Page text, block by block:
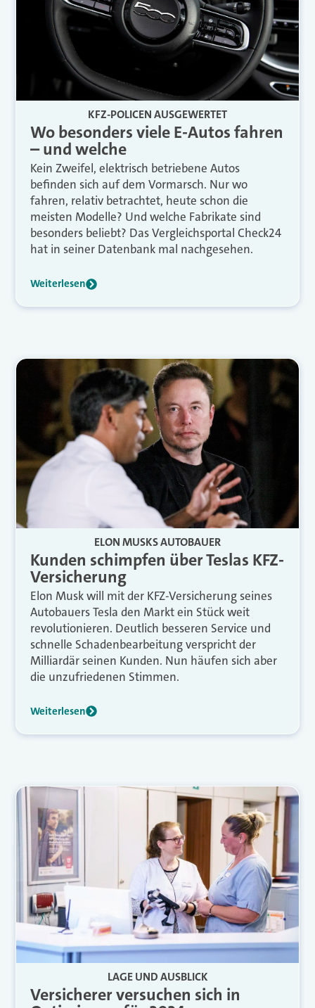
KFZ-POLICEN AUSGEWERTET
Wo besonders viele E-Autos fahren
– und welche
Kein Zweifel, elektrisch betriebene Autos
befinden sich auf dem Vormarsch. Nur wo
fahren, relativ betrachtet, heute schon die
meisten Modelle? Und welche Fabrikate sind
besonders beliebt? Das Vergleichsportal Check24
hat in seiner Datenbank mal nachgesehen.
Weiterlesen
ELON MUSKS AUTOBAUER
Kunden schimpfen über Teslas KFZ-
Versicherung
Elon Musk will mit der KFZ-Versicherung seines
Autobauers Tesla den Markt ein Stück weit
revolutionieren. Deutlich besseren Service und
schnelle Schadenbearbeitung verspricht der
Milliardär seinen Kunden. Nun häufen sich aber
die unzufriedenen Stimmen.
Weiterlesen
LAGE UND AUSBLICK
Versicherer versuchen sich in